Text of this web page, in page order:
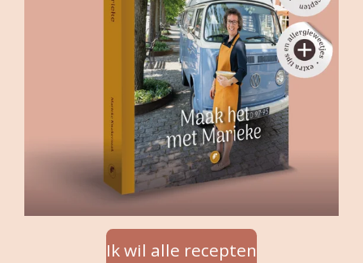
Ik wil alle recepten